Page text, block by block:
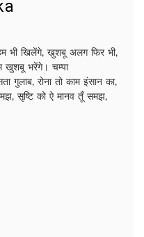
भी खिलेंगे, खुशबू अलग फिर भी,
खुशबू भरेंगे। चम्पा
गुलाब, रोना तो काम इंसान का,
सृष्टि को ऐ मानव तूँ समझ,